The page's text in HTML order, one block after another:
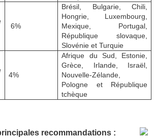
6%
Brésil, Bulgarie, Chili,
Hongrie, Luxembourg,
Mexique, Portugal,
République slovaque,
Slovénie et Turquie
4%
Afrique du Sud, Estonie,
Grèce, Irlande, Israël,
Nouvelle-Zélande,
Pologne et République
tchèque
recommandations :